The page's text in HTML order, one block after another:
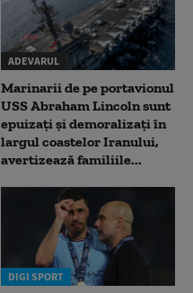
ADEVARUL
Marinarii de pe portavionul
USS Abraham Lincoln sunt
epuizați și demoralizați în
largul coastelor Iranului,
avertizează familiile...
DIGI SPORT